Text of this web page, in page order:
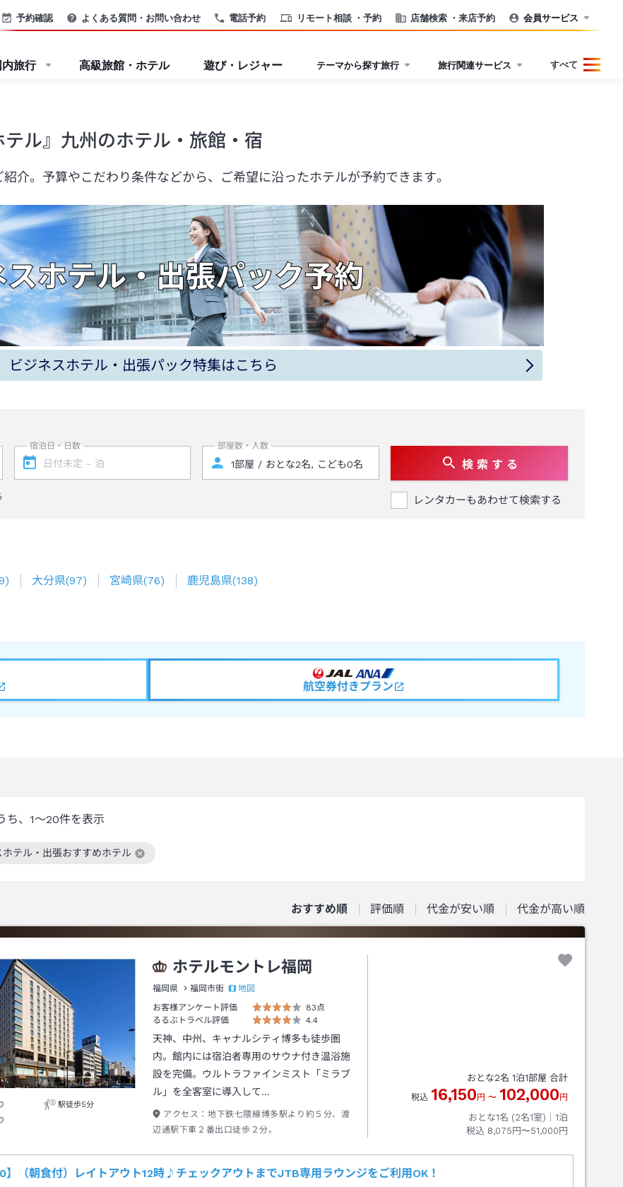
電話予約 リモート相談 ・予約 店舗検索 ・来店予約
予約確認 よくある質問・お問い合わせ 会員サービス
内旅行 高級旅館・ホテル 遊び・レジャー テーマから探す旅行 旅行関連サービス すべて
テル』九州のホテル・旅館・宿
介。予算やこだわり条件などから、ご希望に沿ったホテルが予約できます。
ビジネスホテル・出張パック特集はこちら
宿泊日・日数 部屋数・人数
検 索 す る
レンタカーもあわせて検索する
) 大分県(97) 宮崎県(76) 鹿児島県(138)
航空券付きプラン
ち、 1～20件を表示
ホテル・出張おすすめホテル
込み条件を解除
おすすめ順 評価順 代金が安い順 代金が高い順
駅徒歩5分
ホテルモントレ福岡
福岡県 福岡市街
地図
お客様アンケート評価
83点
るるぶトラベル評価
4.4
天神、中州、キャナルシティ博多も徒歩圏
内。館内には宿泊者専用のサウナ付き温浴施
設を完備。ウルトラファインミスト「ミラブ
ル」を全客室に導入して…
アクセス： 地下鉄七隈線博多駅より約５分、渡
辺通駅下車２番出口徒歩２分。
おとな2名 1泊1部屋 合計
税込 16,150 円 〜 102,000 円
おとな1名 (2名1室)｜ 1泊
税込 8,075円〜51,000円
】（朝食付）レイトアウト12時♪チェックアウトまでJTB専用ラウンジをご利用OK！